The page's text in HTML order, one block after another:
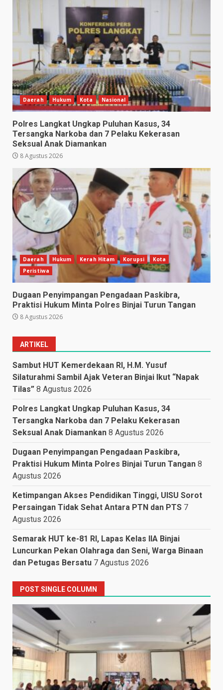
Daerah Hukum Kota Nasional
Polres Langkat Ungkap Puluhan Kasus, 34
Tersangka Narkoba dan 7 Pelaku Kekerasan
Seksual Anak Diamankan
8 Agustus 2026
Daerah Hukum Kerah Hitam Korupsi
Kota
Peristiwa
Dugaan Penyimpangan Pengadaan Paskibra,
Praktisi Hukum Minta Polres Binjai Turun Tangan
8 Agustus 2026
ARTIKEL
Sambut HUT Kemerdekaan RI, H.M. Yusuf
Silaturahmi Sambil Ajak Veteran Binjai Ikut “Napak
Tilas” 8 Agustus 2026
Polres Langkat Ungkap Puluhan Kasus, 34
Tersangka Narkoba dan 7 Pelaku Kekerasan
Seksual Anak Diamankan 8 Agustus 2026
Dugaan Penyimpangan Pengadaan Paskibra,
Praktisi Hukum Minta Polres Binjai Turun Tangan 8
Agustus 2026
Ketimpangan Akses Pendidikan Tinggi, UISU Sorot
Persaingan Tidak Sehat Antara PTN dan PTS 7
Agustus 2026
Semarak HUT ke-81 RI, Lapas Kelas IIA Binjai
Luncurkan Pekan Olahraga dan Seni, Warga Binaan
dan Petugas Bersatu 7 Agustus 2026
POST SINGLE COLUMN